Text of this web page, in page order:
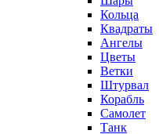
Кольца
Квадраты
Ангелы
Цветы
Ветки
Штурвал
Корабль
Самолет
Танк